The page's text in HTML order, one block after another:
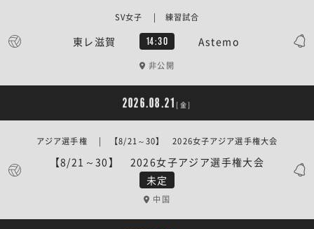
東レ滋賀 14:30 Astemo
SV女子 | 練習試合
非公開
2026.08.21 [金]
未定
【8/21～30】 2026女子アジア選手権大会
アジア選手権 | 【8/21～30】 2026女子アジア選手権大会
中国